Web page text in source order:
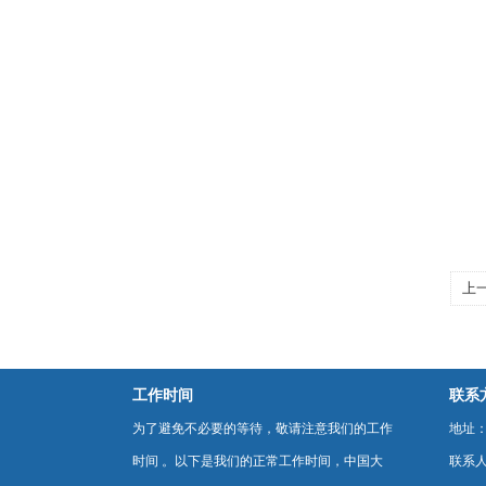
上
工作时间
为了避免不必要的等待，敬请注意我们的工作
时间 。以下是我们的正常工作时间，中国大
联系
地址
联系